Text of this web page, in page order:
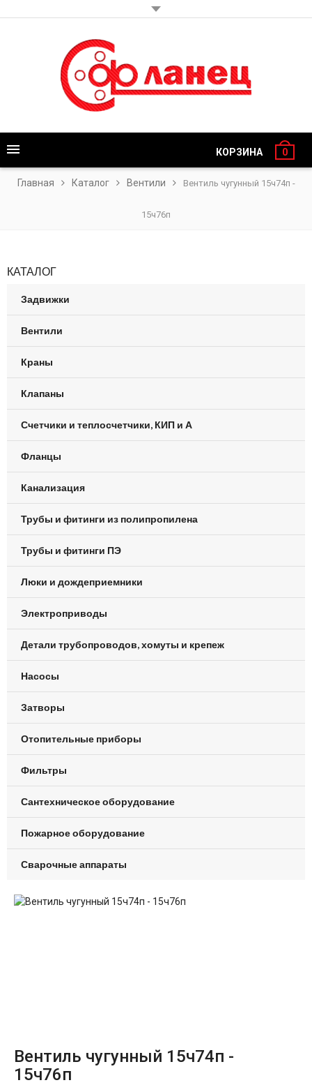
КОРЗИНА 0
Главная Каталог Вентили Вентиль чугунный 15ч74п -
15ч76п
КАТАЛОГ
Задвижки
Вентили
Краны
Клапаны
Счетчики и теплосчетчики, КИП и А
Фланцы
Канализация
Трубы и фитинги из полипропилена
Трубы и фитинги ПЭ
Люки и дождеприемники
Электроприводы
Детали трубопроводов, хомуты и крепеж
Насосы
Затворы
Отопительные приборы
Фильтры
Сантехническое оборудование
Пожарное оборудование
Сварочные аппараты
Вентиль чугунный 15ч74п -
15ч76п